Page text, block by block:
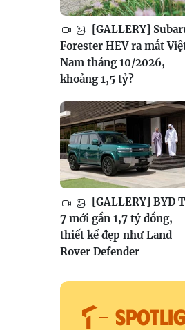
[GALLERY]
Forester HEV ra mắt
Nam tháng 10/2026,
khoảng 1,5 tỷ?
[GALLERY] BYD
7 mới gần 1,7 tỷ đồng,
thiết kế đẹp như Land
Rover Defender